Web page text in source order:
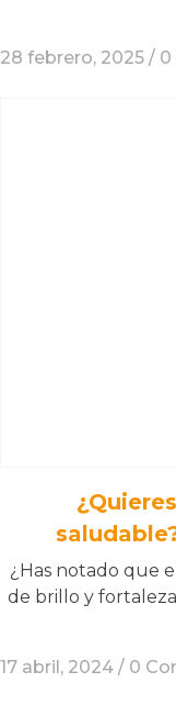
28 febrero, 2025 / 0
¿Has notado que
de brillo y
17 abril, 2024 / 0